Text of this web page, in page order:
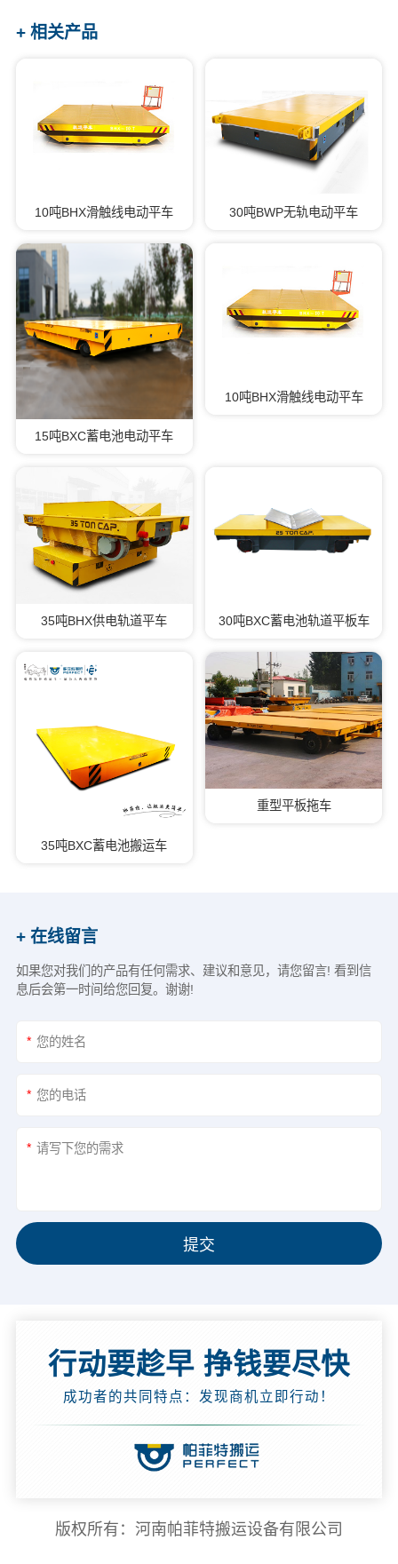
+ 相关产品
10吨BHX滑触线电动平车 30吨BWP无轨电动平车
15吨BXC蓄电池电动平车
10吨BHX滑触线电动平车
35吨BHX供电轨道平车 30吨BXC蓄电池轨道平板车
35吨BXC蓄电池搬运车
重型平板拖车
+ 在线留言
如果您对我们的产品有任何需求、建议和意见，请您留言! 看到信
息后会第一时间给您回复。谢谢!
*
*
*
提交
行动要趁早 挣钱要尽快
成功者的共同特点：发现商机立即行动！
版权所有：河南帕菲特搬运设备有限公司